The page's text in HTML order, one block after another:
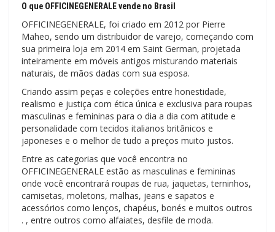
O que OFFICINEGENERALE vende no Brasil
OFFICINEGENERALE, foi criado em 2012 por Pierre
Maheo, sendo um distribuidor de varejo, começando com
sua primeira loja em 2014 em Saint German, projetada
inteiramente em móveis antigos misturando materiais
naturais, de mãos dadas com sua esposa.
Criando assim peças e coleções entre honestidade,
realismo e justiça com ética única e exclusiva para roupas
masculinas e femininas para o dia a dia com atitude e
personalidade com tecidos italianos britânicos e
japoneses e o melhor de tudo a preços muito justos.
Entre as categorias que você encontra no
OFFICINEGENERALE estão as masculinas e femininas
onde você encontrará roupas de rua, jaquetas, terninhos,
camisetas, moletons, malhas, jeans e sapatos e
acessórios como lenços, chapéus, bonés e muitos outros
. , entre outros como alfaiates, desfile de moda.